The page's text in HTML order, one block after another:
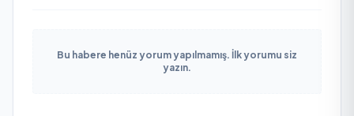
Bu habere henüz yorum yapılmamış. İlk yorumu siz
yazın.